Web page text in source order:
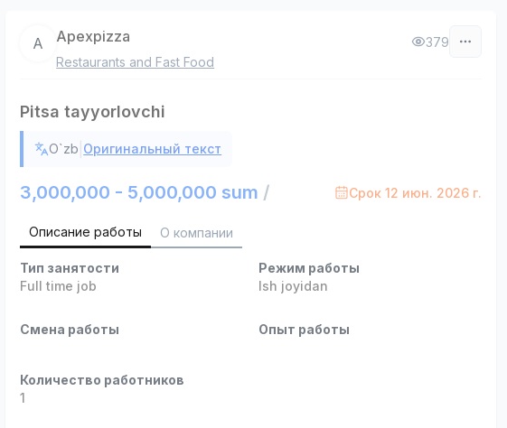
A Apexpizza
Restaurants and Fast Food
379
Pitsa tayyorlovchi
O`zb Оригинальный текст
3,000,000 - 5,000,000 sum / Срок 12 июн. 2026 г.
Описание работы О компании
Тип занятости
Full time job
Режим работы
Ish joyidan
Смена работы Опыт работы
Количество работников
1